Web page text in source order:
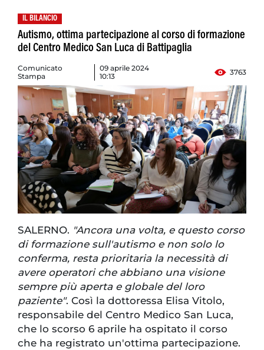
IL BILANCIO
Autismo, ottima partecipazione al corso di formazione
del Centro Medico San Luca di Battipaglia
Comunicato
Stampa
09 aprile 2024
10:13
3763
SALERNO. "Ancora una volta, e questo corso
di formazione sull'autismo e non solo lo
conferma, resta prioritaria la necessità di
avere operatori che abbiano una visione
sempre più aperta e globale del loro
paziente". Così la dottoressa Elisa Vitolo,
responsabile del Centro Medico San Luca,
che lo scorso 6 aprile ha ospitato il corso
che ha registrato un'ottima partecipazione.